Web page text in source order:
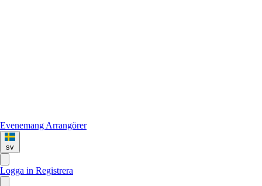
Evenemang Arrangörer
sv
Logga in Registrera